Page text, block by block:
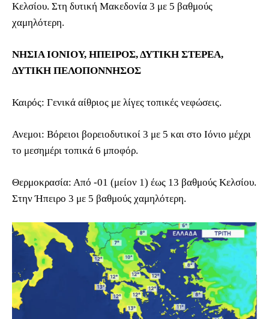
Κελσίου. Στη δυτική Μακεδονία 3 με 5 βαθμούς
χαμηλότερη.
ΝΗΣΙΑ ΙΟΝΙΟΥ, ΗΠΕΙΡΟΣ, ΔΥΤΙΚΗ ΣΤΕΡΕΑ,
ΔΥΤΙΚΗ ΠΕΛΟΠΟΝΝΗΣΟΣ
Καιρός: Γενικά αίθριος με λίγες τοπικές νεφώσεις.
Ανεμοι: Βόρειοι βορειοδυτικοί 3 με 5 και στο Ιόνιο μέχρι
το μεσημέρι τοπικά 6 μποφόρ.
Θερμοκρασία: Από -01 (μείον 1) έως 13 βαθμούς Κελσίου.
Στην Ήπειρο 3 με 5 βαθμούς χαμηλότερη.